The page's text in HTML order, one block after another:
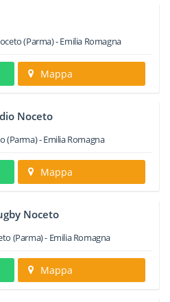
(Parma) -Emilia Romagna
Mappa
Noceto
(Parma) -Emilia Romagna
Mappa
Noceto
(Parma) - Emilia Romagna
Mappa